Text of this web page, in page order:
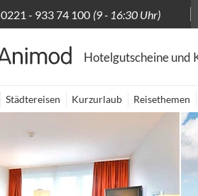
0221 - 933 74 100 (9 - 16:30 Uhr)
Hotelgutscheine und
Städtereisen Kurzurlaub Reisethemen